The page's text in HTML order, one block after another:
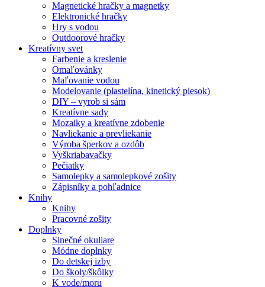
Magnetické hračky a magnetky
Elektronické hračky
Hry s vodou
Outdoorové hračky
Kreatívny svet
Farbenie a kreslenie
Omaľovánky
Maľovanie vodou
Modelovanie (plastelína, kinetický piesok)
DIY – vyrob si sám
Kreatívne sady
Mozaiky a kreatívne zdobenie
Navliekanie a prevliekanie
Výroba šperkov a ozdôb
Vyškriabavačky
Pečiatky
Samolepky a samolepkové zošity
Zápisníky a pohľadnice
Knihy
Knihy
Pracovné zošity
Doplnky
Slnečné okuliare
Módne doplnky
Do detskej izby
Do školy/škôlky
K vode/moru